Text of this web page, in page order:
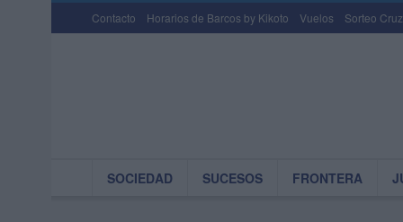
Contacto Horarios de Barcos by Kikoto Vuelos Sorteo
SOCIEDAD SUCESOS FRONTERA